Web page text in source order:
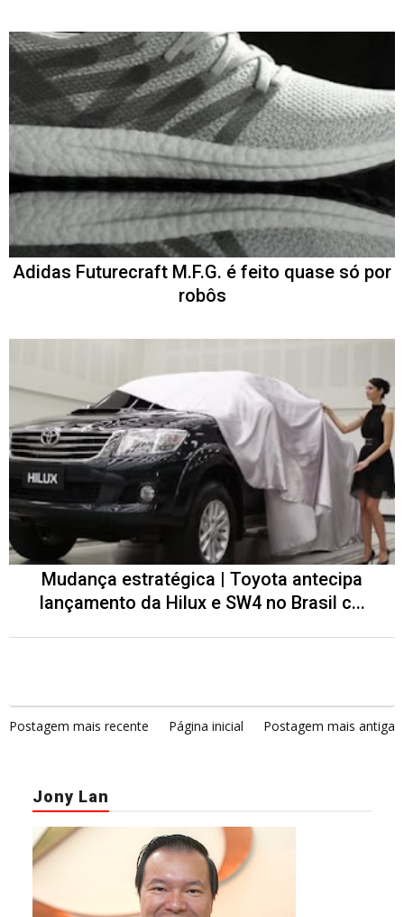
Adidas Futurecraft M.F.G. é feito quase só por
robôs
Mudança estratégica | Toyota antecipa
lançamento da Hilux e SW4 no Brasil c...
Postagem mais recente Página inicial Postagem mais antiga
Jony Lan